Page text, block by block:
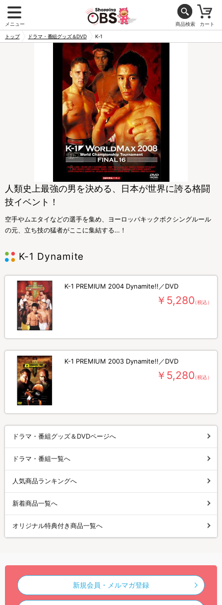
メニュー 商品検索 カート
トップ ドラマ・番組グッズ＆DVD K-1
人類史上最強の男を決める、日本が世界に誇る格闘
技イベント！
空手やムエタイなどの選手を集め、ヨーロッパキックボクシングルール
の元、立ち技の猛者がここに集結する…！
K-1 Dynamite
K-1 PREMIUM 2004 Dynamite!!／DVD
￥5,280（税込）
K-1 PREMIUM 2003 Dynamite!!／DVD
￥5,280（税込）
ドラマ・番組グッズ＆DVDページへ
ドラマ・番組一覧へ
人気商品ランキングへ
新着商品一覧へ
オリジナル特典付き商品一覧へ
新規会員・メルマガ登録